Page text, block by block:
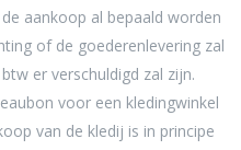
aankoop al bepaald worden
of de goederenlevering zal
er verschuldigd zal zijn.
voor een kledingwinkel
van de kledij is in principe